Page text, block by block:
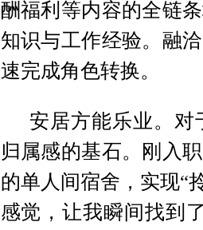
酬福利等内容的全链
知识与工作经验。融
速完成角色转换。
安居方能乐业。
归属感的基石。刚入
的单人间宿舍，实现“
感觉，让我瞬间找到